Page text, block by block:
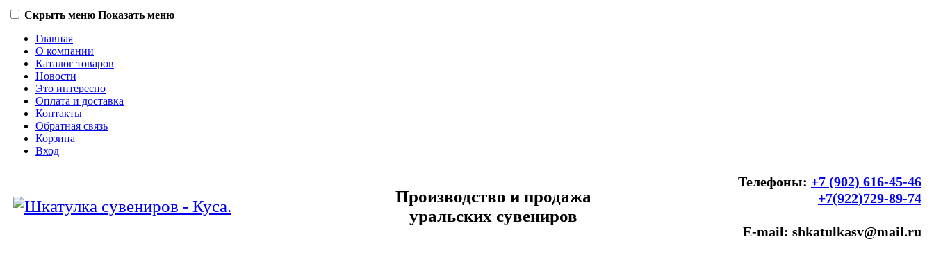
Скрыть меню Показать меню
Главная
О компании
Каталог товаров
Новости
Это интересно
Оплата и доставка
Контакты
Обратная связь
Корзина
Вход
Производство и продажа
уральских сувениров
Телефоны: +7 (902) 616-45-46
+7(922)729-89-74
E-mail: shkatulkasv@mail.ru